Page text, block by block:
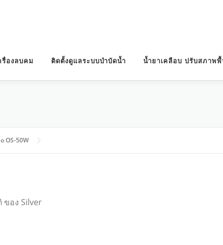
รื่องลบคม ติดตั้งดูแลระบบบำบัดน้ำ น้ำยาเคลือบ ปรับสภาพ
OS-50W
ของ Silver